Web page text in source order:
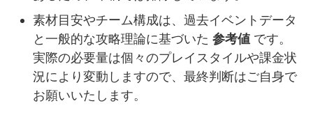
素材目安やチーム構成は、過去イベントデータ
と一般的な攻略理論に基づいた 参考値 です。
実際の必要量は個々のプレイスタイルや課金状
況により変動しますので、最終判断はご自身で
お願いいたします。